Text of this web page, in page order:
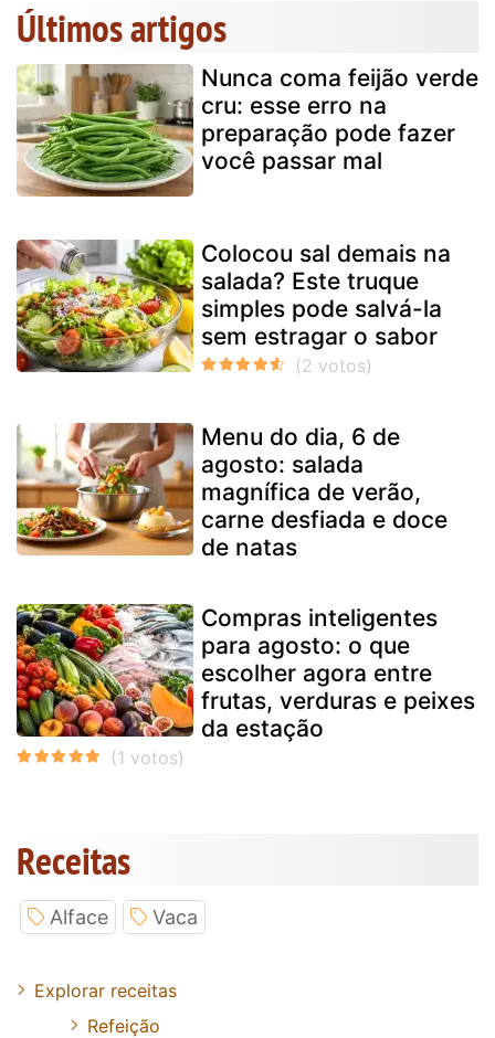
Últimos artigos
Nunca coma feijão verde
cru: esse erro na
preparação pode fazer
você passar mal
Colocou sal demais na
salada? Este truque
simples pode salvá-la
sem estragar o sabor
Menu do dia, 6 de
agosto: salada
magnífica de verão,
carne desfiada e doce
de natas
Compras inteligentes
para agosto: o que
escolher agora entre
frutas, verduras e peixes
da estação
Receitas
Alface Vaca
Explorar receitas
Refeição